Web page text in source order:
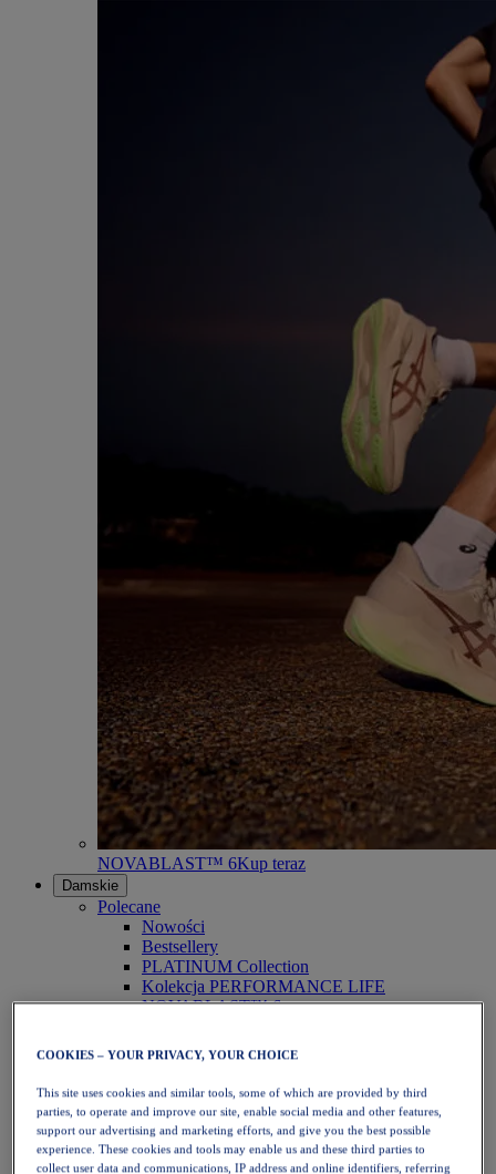
NOVABLAST™ 6Kup teraz
Damskie
Polecane
Nowości
Bestsellery
PLATINUM Collection
Kolekcja PERFORMANCE LIFE
NOVABLAST™ 6
Bieganie
Bieganie w terenie
Tenis
Siatkówka
Piłka ręczna
Padel
Netball
COOKIES – YOUR PRIVACY, YOUR CHOICE
This site uses cookies and similar tools, some of which are provided by third
parties, to operate and improve our site, enable social media and other features,
support our advertising and marketing efforts, and give you the best possible
experience. These cookies and tools may enable us and these third parties to
collect user data and communications, IP address and online identifiers, referring